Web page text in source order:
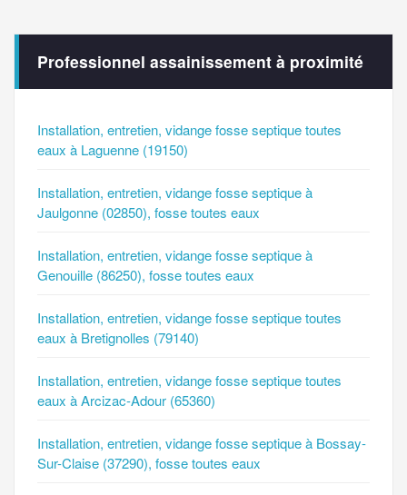
Professionnel assainissement à proximité
Installation, entretien, vidange fosse septique toutes
eaux à Laguenne (19150)
Installation, entretien, vidange fosse septique à
Jaulgonne (02850), fosse toutes eaux
Installation, entretien, vidange fosse septique à
Genouille (86250), fosse toutes eaux
Installation, entretien, vidange fosse septique toutes
eaux à Bretignolles (79140)
Installation, entretien, vidange fosse septique toutes
eaux à Arcizac-Adour (65360)
Installation, entretien, vidange fosse septique à Bossay-
Sur-Claise (37290), fosse toutes eaux